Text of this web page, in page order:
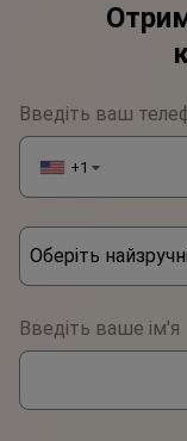
Введіть ваш
+1 ▼
Оберіть
WhatsApp
Viber
Введіть ваше ім'я